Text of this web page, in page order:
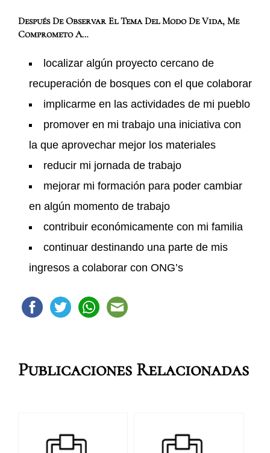
Después De Observar El Tema Del Modo De Vida, Me
Comprometo A…
localizar algún proyecto cercano de
recuperación de bosques con el que colaborar
implicarme en las actividades de mi pueblo
promover en mi trabajo una iniciativa con
la que aprovechar mejor los materiales
reducir mi jornada de trabajo
mejorar mi formación para poder cambiar
en algún momento de trabajo
contribuir económicamente con mi familia
continuar destinando una parte de mis
ingresos a colaborar con ONG’s
Publicaciones Relacionadas